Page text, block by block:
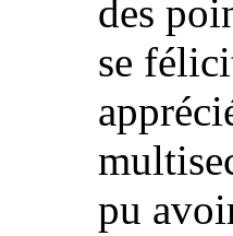
des
se
pu